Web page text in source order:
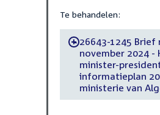
Te behandelen:
-26643-1245 Brief
november 2024 -
minister-
informatieplan
ministerie van